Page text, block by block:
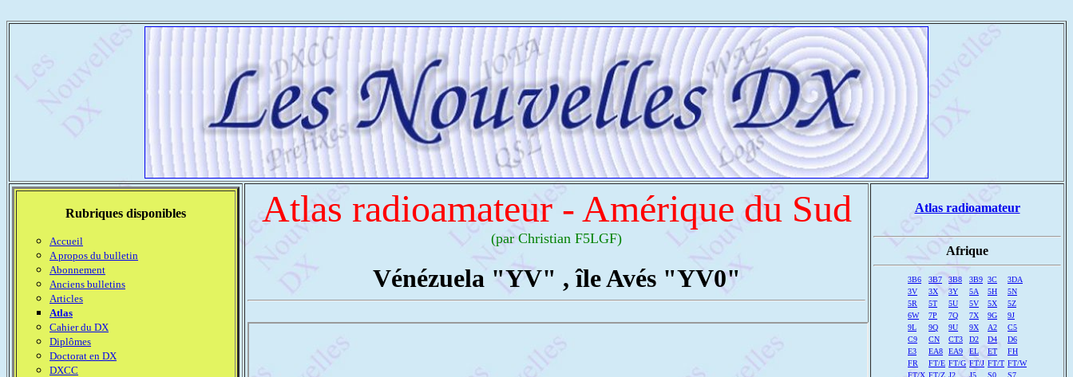
Rubriques disponibles
Accueil
A propos du bulletin
Abonnement
Anciens bulletins
Articles
Atlas
Cahier du DX
Diplômes
Doctorat en DX
DXCC
Atlas radioamateur - Amérique du Sud
(par Christian F5LGF)
Vénézuela "YV" , île Avés "YV0"
Atlas radioamateur
Afrique
3B6 3B7 3B8 3B9 3C
3DA
3V
3X 3Y 5A 5H
5N
5R
5T 5U 5V 5X
5Z
6W
7P 7Q 7X 9G
9J
9L
9Q 9U 9X A2
C5
C9
CN CT3 D2 D4
D6
E3
EA8 EA9 EL ET
FH
FR
FT/E FT/G FT/J FT/T FT/W
FT/X FT/Z J2 J5 S0
S7